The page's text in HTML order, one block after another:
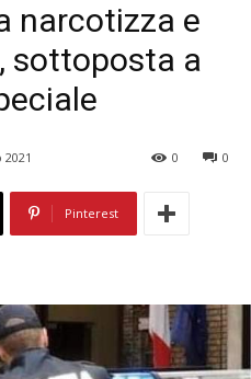
narcotizza e
sottoposta a
2021 0
0
Pinterest